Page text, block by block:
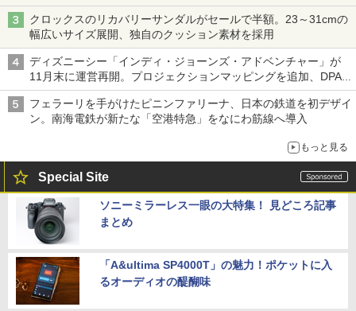
クロックスのリカバリーサンダルがセールで半額。23～31cmの
幅広いサイズ展開、独自のクッション素材を採用
ディズニーシー「インディ・ジョーンズ・アドベンチャー」が
11月末に運営再開。プロジェクションマッピングを追加、DPA
は1500円
フェラーリを手がけたピニンファリーナ、日本の鉄道を初デザイ
ン。南海電鉄が新たな「空港特急」をなにわ筋線へ導入
もっと見る
Special Site
ソニーミラーレス一眼の大特集！ 見どころ記事
まとめ
「A&ultima SP4000T」の魅力！ポケットに入
るオーディオの醍醐味